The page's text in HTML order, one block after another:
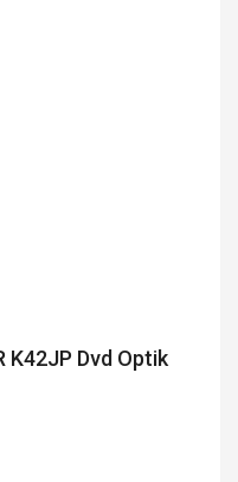
K42JP Dvd Optik